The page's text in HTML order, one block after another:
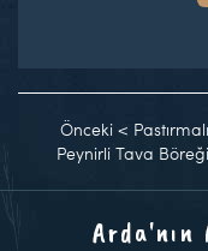
Önceki < Pastırmalı
Peynirli Tava Böreği
Arda'nın